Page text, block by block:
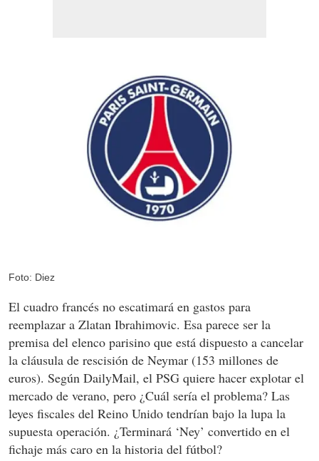
Foto: Diez
El cuadro francés no escatimará en gastos para
reemplazar a Zlatan Ibrahimovic. Esa parece ser la
premisa del elenco parisino que está dispuesto a cancelar
la cláusula de rescisión de Neymar (153 millones de
euros). Según DailyMail, el PSG quiere hacer explotar el
mercado de verano, pero ¿Cuál sería el problema? Las
leyes fiscales del Reino Unido tendrían bajo la lupa la
supuesta operación. ¿Terminará ‘Ney’ convertido en el
fichaje más caro en la historia del fútbol?